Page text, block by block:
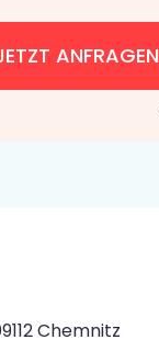
ANFRAGEN
Chemnitz